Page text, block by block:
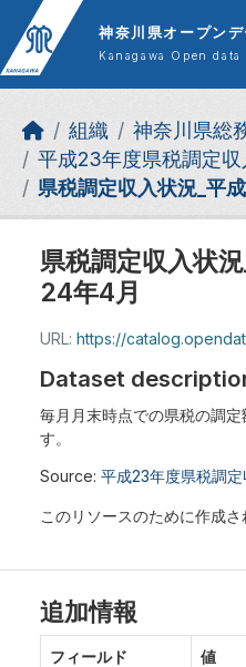
Skip to main content
神奈川県オープン
Kanagawa Open
組織
神奈川県総
平成23年度県税調定収
県税調定収入状況_平
県税調定収入状
24年4月
URL: https://catalog.opendata.pref.kanagawa.jp/dataset/a39ff8b5-304f-4bca-
Dataset
毎月月末時点での県税の調
す。
Source: 平成23年度県税調定
このリソースのために作成
追加情報
フィールド 値